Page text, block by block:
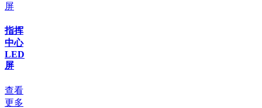
指挥
中心
LED
屏
查看
更多